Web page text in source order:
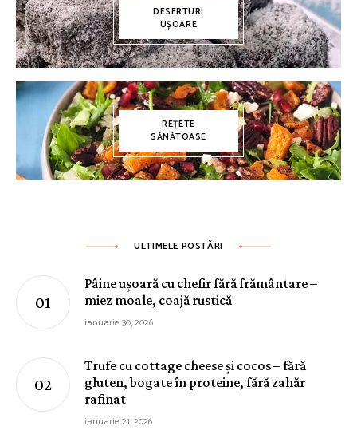
DESERTURI
UȘOARE
REȚETE
SĂNĂTOASE
ULTIMELE POSTĂRI
Pâine ușoară cu chefir fără frământare –
miez moale, coajă rustică
ianuarie 30, 2026
Trufe cu cottage cheese și cocos – fără
gluten, bogate în proteine, fără zahăr
rafinat
ianuarie 21, 2026